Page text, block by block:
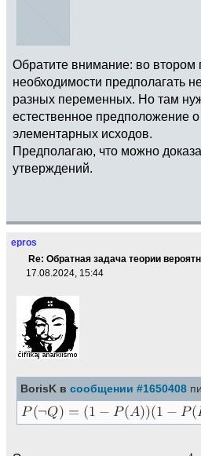
Обратите внимание: во втором
необходимости предполагать
разных переменных. Но там
естественное предположение
элементарных исходов.
Предполагаю, что можно
утверждений.
epros
Re: Обратная задача теории
17.08.2024, 15:44
BorisK в сообщении #1650408